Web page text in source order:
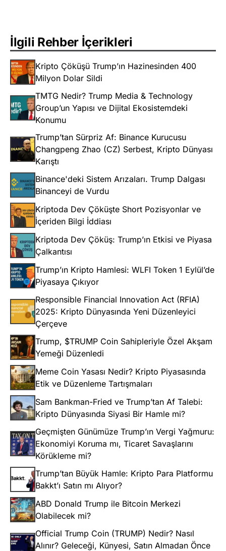
İlgili Rehber İçerikleri
Kripto Çöküşü Trump’ın Hazinesinden 400
Milyon Dolar Sildi
TMTG Nedir? Trump Media & Technology
Group’un Yapısı ve Dijital Ekosistemdeki
Konumu
Trump’tan Sürpriz Af: Binance Kurucusu
Changpeng Zhao (CZ) Serbest, Kripto Dünyası
Karıştı
Binance'deki Sistem Arızaları. Trump Dalgası
Binanceyi de Vurdu
Kriptoda Dev Çöküşte Short Pozisyonlar ve
İçeriden Bilgi İddiası
Kriptoda Dev Çöküş: Trump’ın Etkisi ve Piyasa
Çalkantısı
Trump’ın Kripto Hamlesi: WLFI Token 1 Eylül’de
Piyasaya Çıkıyor
Responsible Financial Innovation Act (RFIA)
2025: Kripto Dünyasında Yeni Düzenleyici
Çerçeve
Trump, $TRUMP Coin Sahipleriyle Özel Akşam
Yemeği Düzenledi
Meme Coin Yasası Nedir? Kripto Piyasasında
Etik ve Düzenleme Tartışmaları
Sam Bankman-Fried ve Trump’tan Af Talebi:
Kripto Dünyasında Siyasi Bir Hamle mi?
Geçmişten Günümüze Trump’ın Vergi Yağmuru:
Ekonomiyi Koruma mı, Ticaret Savaşlarını
Körükleme mi?
Trump’tan Büyük Hamle: Kripto Para Platformu
Bakkt’ı Satın mı Alıyor?
ABD Donald Trump ile Bitcoin Merkezi
Olabilecek mi?
Official Trump Coin (TRUMP) Nedir? Nasıl
Alınır? Geleceği, Künyesi, Satın Almadan Önce